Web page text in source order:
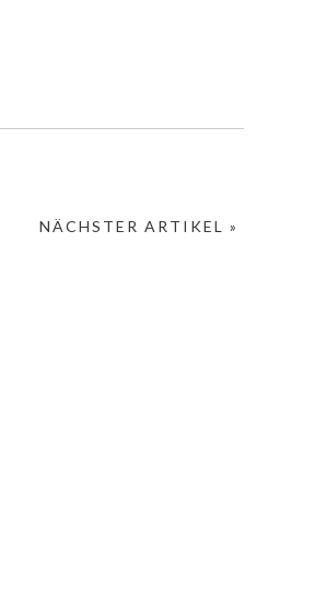
NÄCHSTER ARTIKEL »